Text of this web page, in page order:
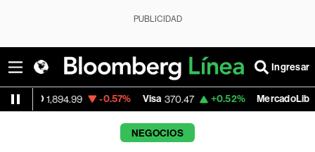
PUBLICIDAD
Ingresar
-0.57% Visa 370.47 +0.52% MercadoLibre 1,824.26 -
NEGOCIOS